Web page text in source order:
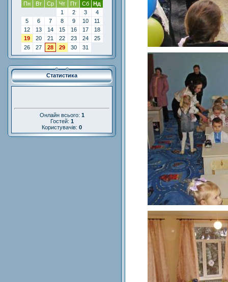
Пн
Вт Ср Чт Пт Сб
Нд
1
2 3
4
5
6 7 8 9 10
11
12
13 14 15 16 17
18
19
20 21 22 23 24
25
26
27 28 29 30 31
Статистика
Онлайн всього: 1
Гостей: 1
Користувачів: 0